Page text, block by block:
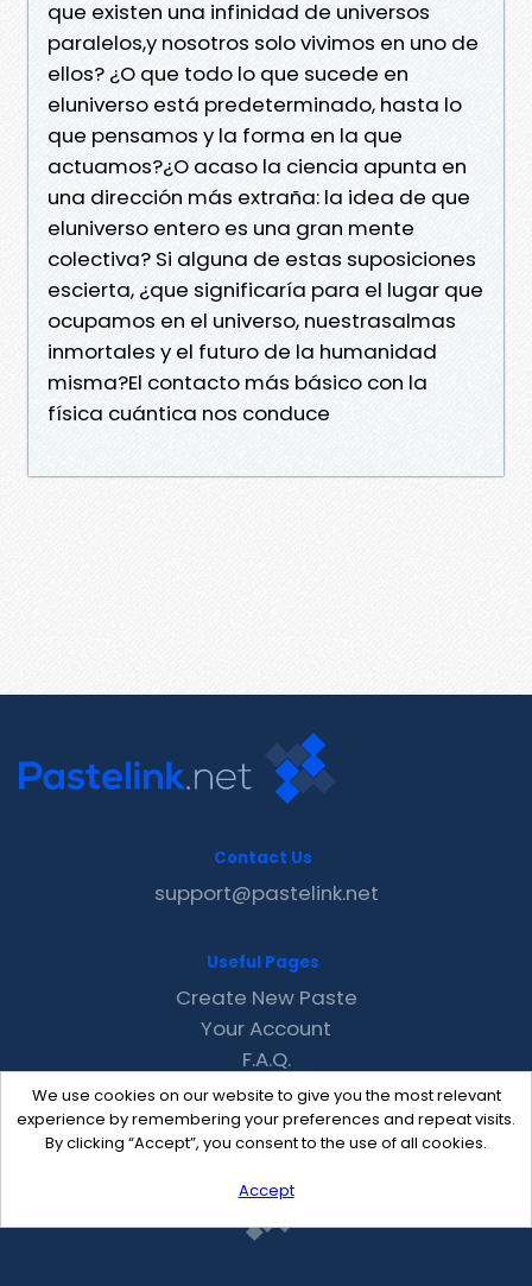
que existen una infinidad de universos
paralelos,y nosotros solo vivimos en uno de
ellos? ¿O que todo lo que sucede en
eluniverso está predeterminado, hasta lo
que pensamos y la forma en la que
actuamos?¿O acaso la ciencia apunta en
una dirección más extraña: la idea de que
eluniverso entero es una gran mente
colectiva? Si alguna de estas suposiciones
escierta, ¿que significaría para el lugar que
ocupamos en el universo, nuestrasalmas
inmortales y el futuro de la humanidad
misma?El contacto más básico con la
física cuántica nos conduce
We use cookies on our website to give you the most relevant
experience by remembering your preferences and repeat visits.
By clicking “Accept”, you consent to the use of all cookies.
Accept
Contact Us
support@pastelink.net
Useful Pages
Create New Paste
Your Account
F.A.Q.
Recent
Contact